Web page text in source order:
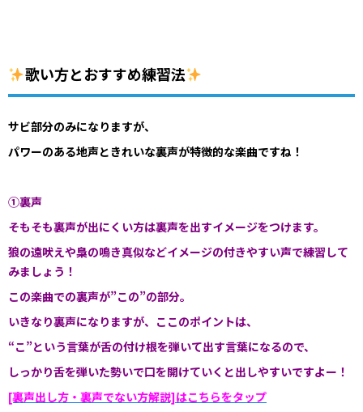
歌い方とおすすめ練習法
サビ部分のみになりますが、
パワーのある地声ときれいな裏声が特徴的な楽曲ですね！
①裏声
そもそも裏声が出にくい方は裏声を出すイメージをつけます。
狼の遠吠えや梟の鳴き真似などイメージの付きやすい声で練習して
みましょう！
この楽曲での裏声が”この”の部分。
いきなり裏声になりますが、ここのポイントは、
“こ”という言葉が舌の付け根を弾いて出す言葉になるので、
しっかり舌を弾いた勢いで口を開けていくと出しやすいですよー！
[裏声出し方・裏声でない方解説]はこちらをタップ